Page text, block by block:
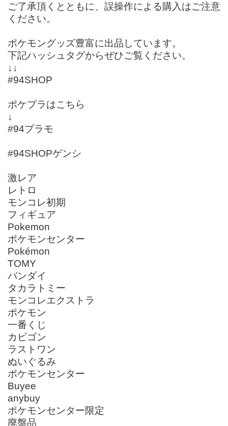
ご了承頂くとともに、誤操作による購入はご注意
ください。
ポケモングッズ豊富に出品しています。
下記ハッシュタグからぜひご覧ください。
↓↓
#94SHOP
ポケプラはこちら
↓
#94プラモ
#94SHOPゲンシ
激レア
レトロ
モンコレ初期
フィギュア
Pokemon
ポケモンセンター
Pokémon
TOMY
バンダイ
タカラトミー
モンコレエクストラ
ポケモン
一番くじ
カビゴン
ラストワン
ぬいぐるみ
ポケモンセンター
Buyee
anybuy
ポケモンセンター限定
廃盤品